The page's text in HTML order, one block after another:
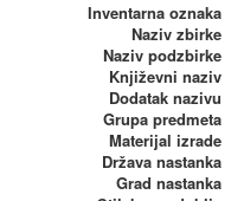
Inventarna oznaka
Naziv zbirke
Naziv podzbirke
Književni naziv
Dodatak nazivu
Grupa predmeta
Materijal izrade
Država nastanka
Grad nastanka